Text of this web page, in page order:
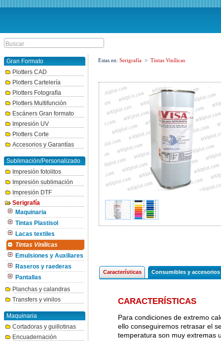
Gran Formato
Plotters CAD
Plotters Cartelería
Plotters Fotografía
Plotters Multifunción
Escáners Gran formato
Impresión UV
Plotters Corte
Accesorios y Garantías
Sublimación/Personalizado
Impresión fotolitos
Impresión sublimación
Impresión DTF
Serigrafía
Maquinaria
Tintas Plastisol
Lacas textiles
Tintas Vinílicas
Emulsiones y Auxiliares
Raseros y raederas
Pantallas
Planchas y calandras
Transfers y vinilos
Maquinaria
Cortadoras y guillotinas
Encuadernación
Estas en: Serigrafía > Tintas Vinílicas
Características Consumibles y accesorios
CARACTERÍSTICAS
Para condiciones de extremo
ello conseguiremos retrasar el
temperatura son muy extremas